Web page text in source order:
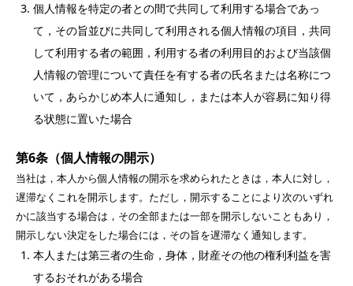
個人情報を特定の者との間で共同して利用する場合であっ
て，その旨並びに共同して利用される個人情報の項目，共同
して利用する者の範囲，利用する者の利用目的および当該個
人情報の管理について責任を有する者の氏名または名称につ
いて，あらかじめ本人に通知し，または本人が容易に知り得
る状態に置いた場合
第6条（個人情報の開示）
当社は，本人から個人情報の開示を求められたときは，本人に対し，
遅滞なくこれを開示します。ただし，開示することにより次のいずれ
かに該当する場合は，その全部または一部を開示しないこともあり，
開示しない決定をした場合には，その旨を遅滞なく通知します。
本人または第三者の生命，身体，財産その他の権利利益を害
するおそれがある場合